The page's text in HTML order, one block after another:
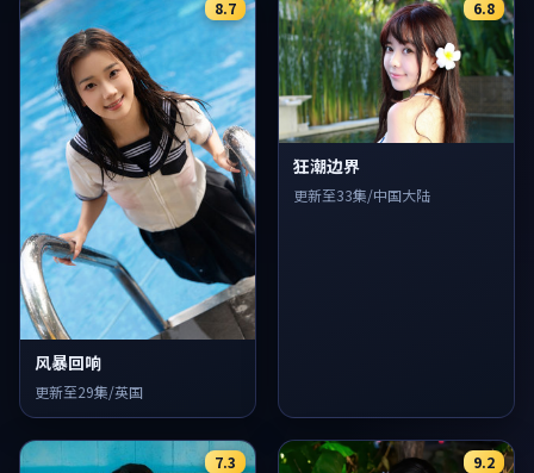
8.7
风暴回响
更新至29集/英国
6.8
狂潮边界
更新至33集/中国大陆
7.3 9.2